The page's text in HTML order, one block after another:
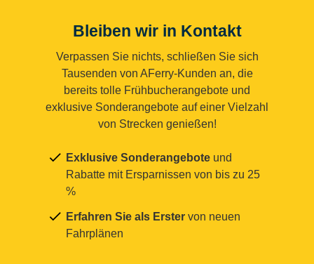
Bleiben wir in Kontakt
Verpassen Sie nichts, schließen Sie sich
Tausenden von AFerry-Kunden an, die
bereits tolle Frühbucherangebote und
exklusive Sonderangebote auf einer Vielzahl
von Strecken genießen!
Exklusive Sonderangebote und
Rabatte mit Ersparnissen von bis zu 25
%
Erfahren Sie als Erster von neuen
Fahrplänen